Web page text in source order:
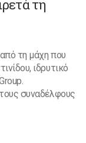
τη
τη μάχη που
ιδρυτικό
συναδέλφους